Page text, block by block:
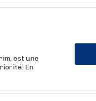
est une
En